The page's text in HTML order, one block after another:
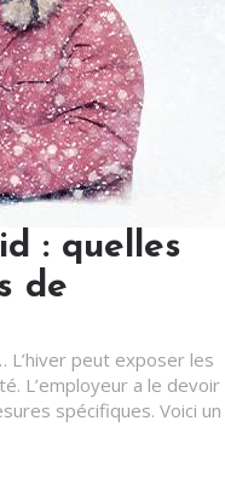
: quelles
de
peut exposer les
L’employeur a le devoir
spécifiques. Voici un